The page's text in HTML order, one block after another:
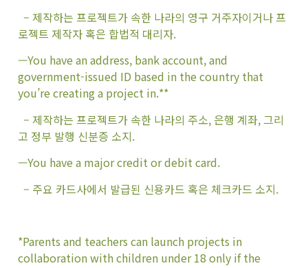
– 제작하는 프로젝트가 속한 나라의 영구 거주자이거나 프
로젝트 제작자 혹은 합법적 대리자.
—You have an address, bank account, and
government-issued ID based in the country that
you’re creating a project in.**
– 제작하는 프로젝트가 속한 나라의 주소, 은행 계좌, 그리
고 정부 발행 신분증 소지.
—You have a major credit or debit card.
– 주요 카드사에서 발급된 신용카드 혹은 체크카드 소지.
*Parents and teachers can launch projects in
collaboration with children under 18 only if the